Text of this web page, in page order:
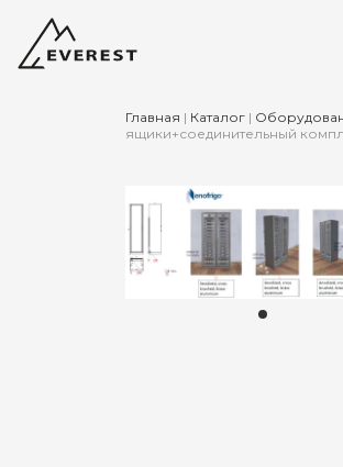
Главная | Каталог |
ящики+соединительный